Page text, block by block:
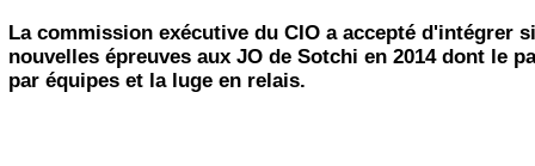
La commission exécutive du CIO a accepté d'intégrer
nouvelles épreuves aux JO de Sotchi en 2014 dont le
par équipes et la luge en relais.